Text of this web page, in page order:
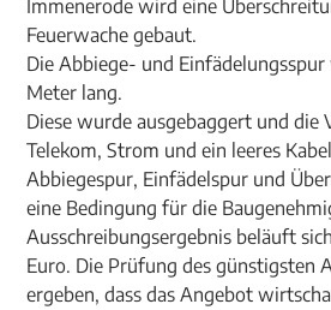
Immenerode wird eine
Feuerwache gebaut.
Die Abbiege- und
Meter lang.
Diese wurde ausgebaggert und die
Telekom, Strom und ein leeres
Abbiegespur, Einfädelspur und
eine Bedingung für die
Ausschreibungsergebnis beläuft
Euro. Die Prüfung des günstigsten
ergeben, dass das Angebot